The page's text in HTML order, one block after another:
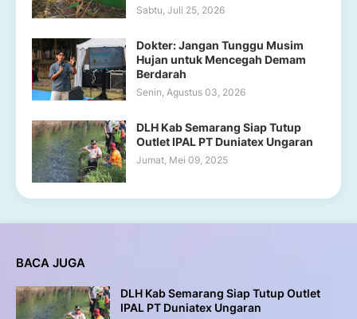
Sabtu, Juli 25, 2026
Dokter: Jangan Tunggu Musim
Hujan untuk Mencegah Demam
Berdarah
Senin, Agustus 03, 2026
DLH Kab Semarang Siap Tutup
Outlet IPAL PT Duniatex Ungaran
Jumat, Mei 09, 2025
BACA JUGA
DLH Kab Semarang Siap Tutup Outlet
IPAL PT Duniatex Ungaran